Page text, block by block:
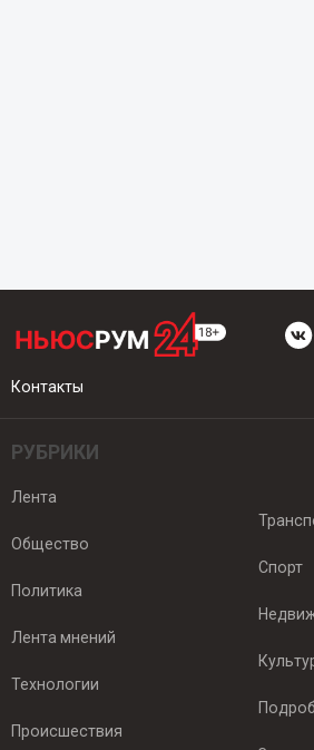
Контакты
РУБРИКИ
Лента
Общество
Политика
Лента мнений
Технологии
Происшествия
Спорт